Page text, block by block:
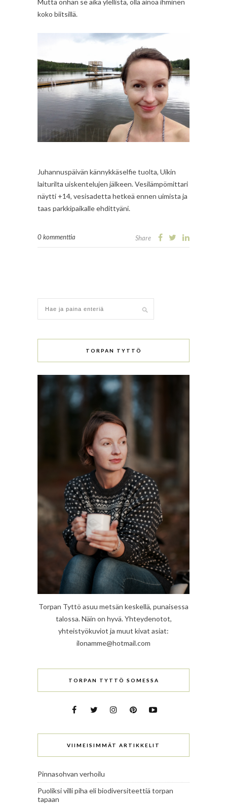
Mutta onhan se aika ylellistä, olla ainoa ihminen
koko biitsillä.
Juhannuspäivän kännykkäselfie tuolta, Uikin
laiturilta uiskentelujen jälkeen. Vesilämpömittari
näytti +14, vesisadetta hetkeä ennen uimista ja
taas parkkipaikalle ehdittyäni.
0 kommenttia Share
TORPAN TYTTÖ
Torpan Tyttö asuu metsän keskellä, punaisessa
talossa. Näin on hyvä. Yhteydenotot,
yhteistyökuviot ja muut kivat asiat:
ilonamme@hotmail.com
TORPAN TYTTÖ SOMESSA
VIIMEISIMMÄT ARTIKKELIT
Pinnasohvan verhoilu
Puoliksi villi piha eli biodiversiteettiä torpan
tapaan